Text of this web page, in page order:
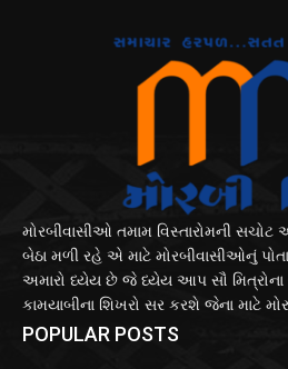
મોરબીવાસીઓ તમામ વિસ્તારોમની
બેઠા મળી રહે એ માટે મોરબીવાસીઓનું
અમારો ધ્યેય છે જે ધ્યેય આપ સૌ મિત્રોના
કામયાબીના શિખરો સર કરશે જેના માટે
POPULAR POSTS